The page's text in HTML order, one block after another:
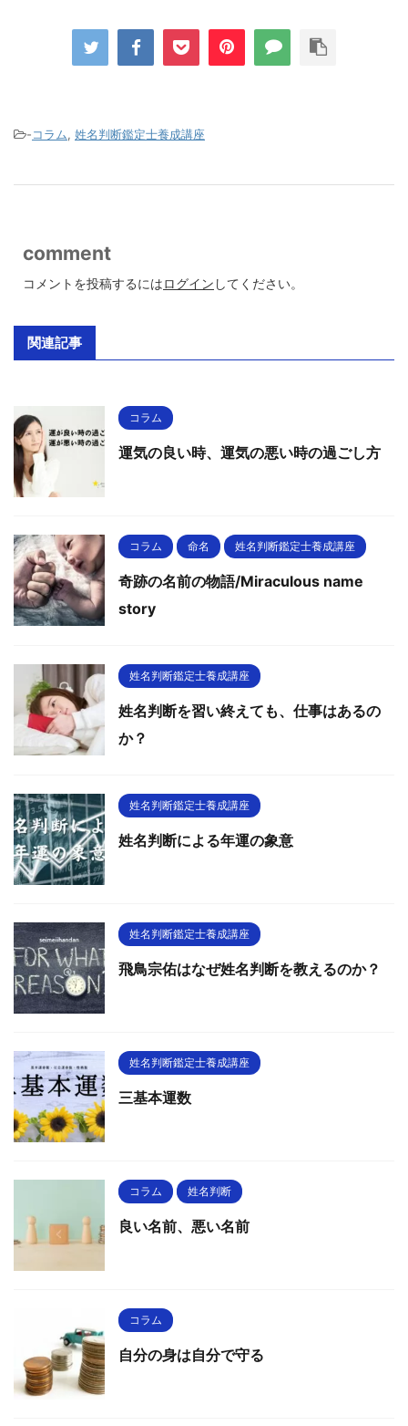
-コラム, 姓名判断鑑定士養成講座
comment
コメントを投稿するにはログイン してください。
関連記事
コラム
運気の良い時、運気の悪い時の過ごし方
コラム 命名 姓名判断鑑定士養成講座
奇跡の名前の物語/Miraculous name
story
姓名判断鑑定士養成講座
姓名判断を習い終えても、仕事はあるの
か？
姓名判断鑑定士養成講座
姓名判断による年運の象意
姓名判断鑑定士養成講座
飛鳥宗佑はなぜ姓名判断を教えるのか？
姓名判断鑑定士養成講座
三基本運数
コラム 姓名判断
良い名前、悪い名前
コラム
自分の身は自分で守る